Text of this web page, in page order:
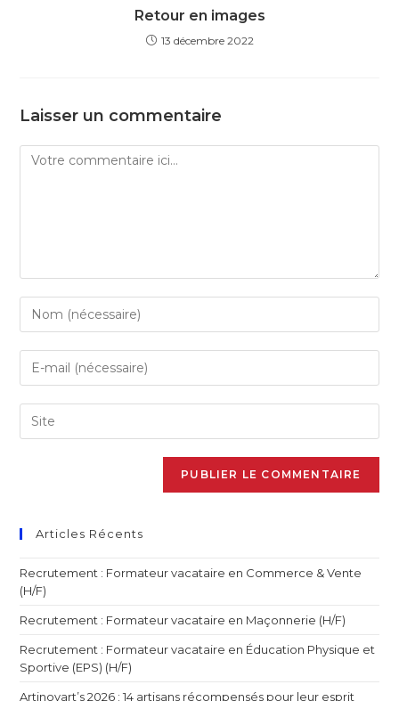
Retour en images
13 décembre 2022
Laisser un commentaire
Articles Récents
Recrutement : Formateur vacataire en Commerce & Vente
(H/F)
Recrutement : Formateur vacataire en Maçonnerie (H/F)
Recrutement : Formateur vacataire en Éducation Physique et
Sportive (EPS) (H/F)
Artinovart’s 2026 : 14 artisans récompensés pour leur esprit